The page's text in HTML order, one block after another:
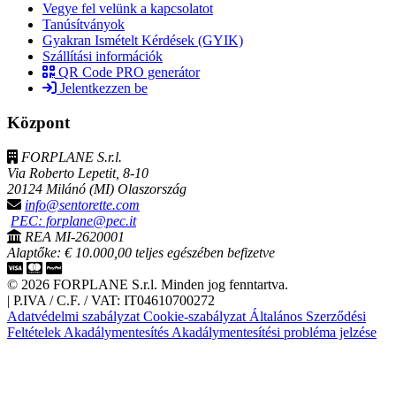
Vegye fel velünk a kapcsolatot
Tanúsítványok
Gyakran Ismételt Kérdések (GYIK)
Szállítási információk
QR Code PRO generátor
Jelentkezzen be
Központ
FORPLANE S.r.l.
Via Roberto Lepetit, 8-10
20124 Milánó (MI) Olaszország
info@sentorette.com
PEC: forplane@pec.it
REA MI-2620001
Alaptőke: € 10.000,00 teljes egészében befizetve
© 2026 FORPLANE S.r.l. Minden jog fenntartva.
| P.IVA / C.F. / VAT: IT04610700272
Adatvédelmi szabályzat Cookie-szabályzat Általános Szerződési
Feltételek Akadálymentesítés Akadálymentesítési probléma jelzése